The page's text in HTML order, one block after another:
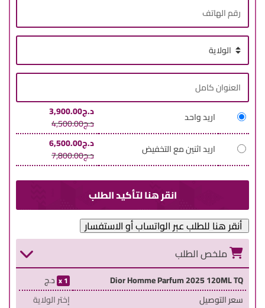
اريد واحد د.ج3,900.00
د.ج4,500.00
اريد اثنين مع التخفيض
د.ج6,500.00
د.ج7,800.00
أنقر هنا للطلب عبر الواتساب أو الاستفسار
ملخص الطلب
Dior Homme Parfum 2025 120ML TQ
1
د.ج
سعر التوصيل
إختر الولاية